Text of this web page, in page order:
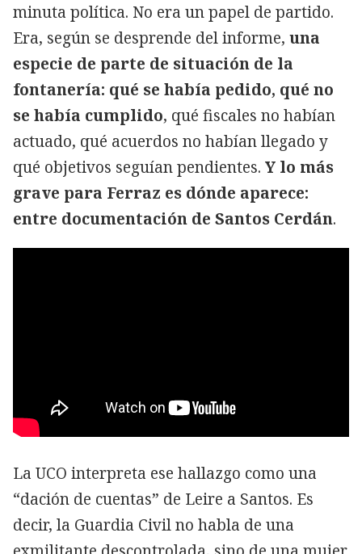
minuta política. No era un papel de partido.
Era, según se desprende del informe, una
especie de parte de situación de la
fontanería: qué se había pedido, qué no
se había cumplido, qué fiscales no habían
actuado, qué acuerdos no habían llegado y
qué objetivos seguían pendientes. Y lo más
grave para Ferraz es dónde aparece:
entre documentación de Santos Cerdán.
La UCO interpreta ese hallazgo como una
“dación de cuentas” de Leire a Santos. Es
decir, la Guardia Civil no habla de una